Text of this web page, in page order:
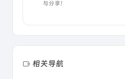
与分享！
相关导航